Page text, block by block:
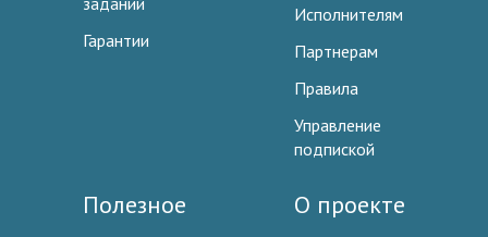
Гарантии
Исполнителям
Партнерам
Правила
Управление
подпиской
Полезное О проекте